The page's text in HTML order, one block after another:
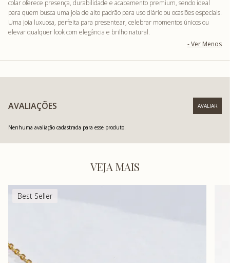
colar oferece presença, durabilidade e acabamento premium, sendo ideal
para quem busca uma joia de alto padrão para uso diário ou ocasiões especiais.
Uma joia luxuosa, perfeita para presentear, celebrar momentos únicos ou
elevar qualquer look com elegância e brilho natural.
AVALIAÇÕES
Nenhuma avaliação cadastrada para esse produto.
VEJA MAIS
Best Seller